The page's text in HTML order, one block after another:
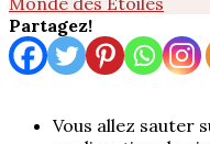
Partagez!
Vous allez sauter